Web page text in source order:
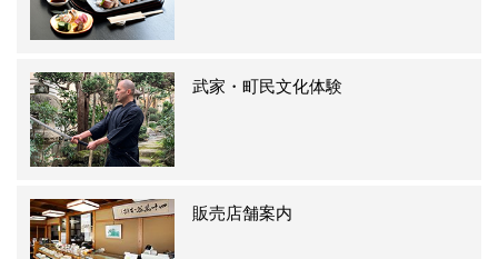
武家・町民文化体験
販売店舗案内